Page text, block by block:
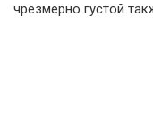
чрезмерно густой